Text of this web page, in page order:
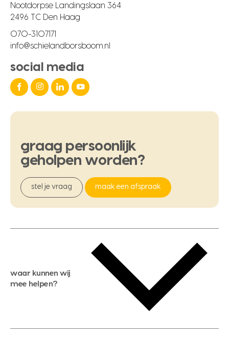
Nootdorpse Landingslaan 364
2496 TC Den Haag
070-3107171
info@schielandborsboom.nl
social media
graag persoonlijk
geholpen worden?
stel je vraag maak een afspraak
waar kunnen wij
mee helpen?